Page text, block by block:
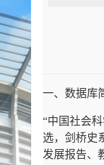
一、数据库
“中国社会
选，剑桥史
发展报告、